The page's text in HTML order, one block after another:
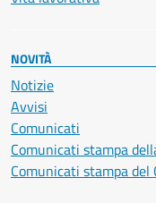
NOVITÀ
Notizie
Avvisi
Comunicati
Comunicati stampa
Comunicati stampa del